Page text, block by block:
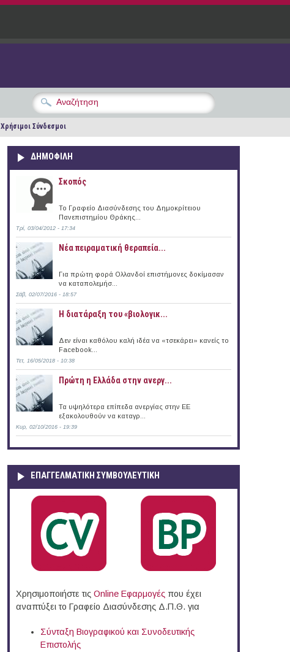
Χρήσιμοι Σύνδεσμοι
ΔΗΜΟΦΙΛΗ
Σκοπός
Το Γραφείο Διασύνδεσης του Δημοκρίτειου
Πανεπιστημίου Θράκης...
Τρί, 03/04/2012 - 17:34
Νέα πειραματική θεραπεία...
Για πρώτη φορά Ολλανδοί επιστήμονες δοκίμασαν
να καταπολεμήσ...
Σάβ, 02/07/2016 - 18:57
Η διατάραξη του «βιολογικ...
Δεν είναι καθόλου καλή ιδέα να «τσεκάρει» κανείς το
Facebook...
Τετ, 16/05/2018 - 10:38
Πρώτη η Ελλάδα στην ανεργ...
Τα υψηλότερα επίπεδα ανεργίας στην ΕΕ
εξακολουθούν να καταγρ...
Κυρ, 02/10/2016 - 19:39
ΕΠΑΓΓΕΛΜΑΤΙΚΉ ΣΥΜΒΟΥΛΕΥΤΙΚΉ
Χρησιμοποιήστε τις Online Eφαρμογές που έχει
αναπτύξει το Γραφείο Διασύνδεσης Δ.Π.Θ. για
Σύνταξη Βιογραφικού και Συνοδευτικής
Επιστολής